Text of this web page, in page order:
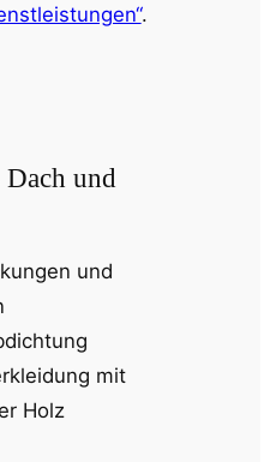
.
und
und
mit
Holz